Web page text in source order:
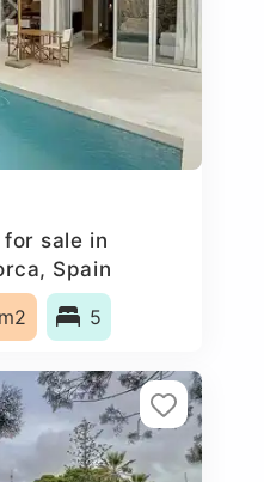
sale in
Spain
5